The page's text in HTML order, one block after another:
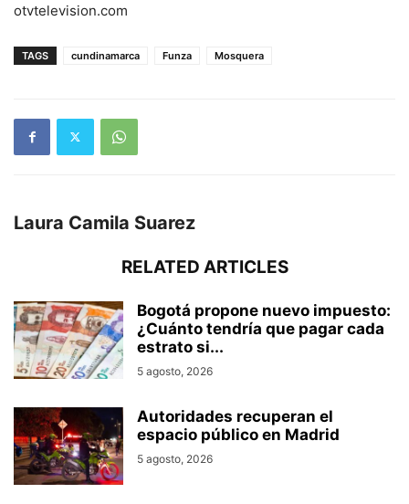
otvtelevision.com
TAGS cundinamarca Funza Mosquera
Laura Camila Suarez
RELATED ARTICLES
Bogotá propone nuevo impuesto:
¿Cuánto tendría que pagar cada
estrato si...
5 agosto, 2026
Autoridades recuperan el
espacio público en Madrid
5 agosto, 2026